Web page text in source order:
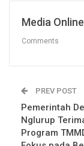
Media
Comments
PREV POST
Pemerintah
Nglurup
Program